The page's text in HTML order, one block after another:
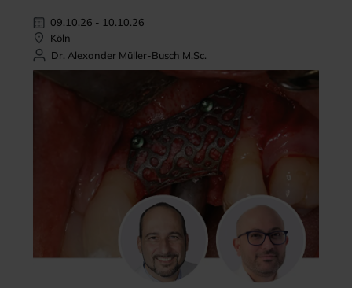
09.10.26 - 10.10.26
Köln
Dr. Alexander Müller-Busch M.Sc.